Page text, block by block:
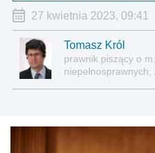
27 kwietnia 2023, 09:41
Tomasz Król
prawnik piszący o